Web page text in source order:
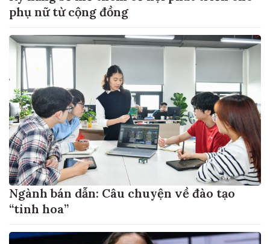
phụ nữ từ cộng đồng
Ngành bán dẫn: Câu chuyện về đào tạo
“tinh hoa”